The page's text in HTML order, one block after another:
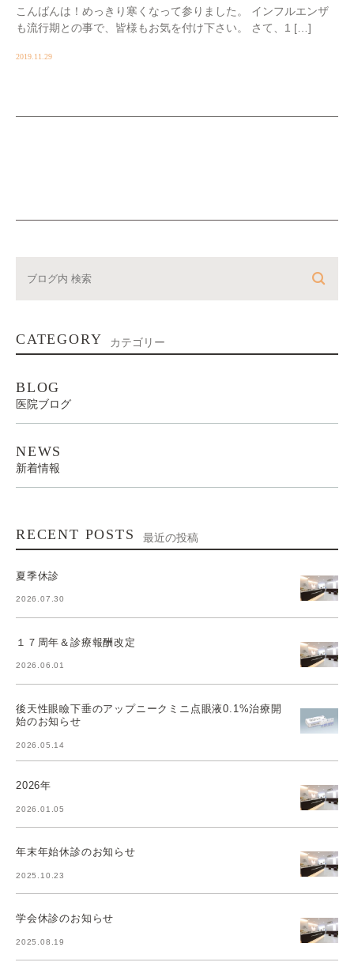
こんばんは！めっきり寒くなって参りました。 インフルエンザ
も流行期との事で、皆様もお気を付け下さい。 さて、1 […]
2019.11.29
CATEGORY カテゴリー
BLOG
医院ブログ
NEWS
新着情報
RECENT POSTS 最近の投稿
夏季休診
2026.07.30
１７周年＆診療報酬改定
2026.06.01
後天性眼瞼下垂のアップニークミニ点眼液0.1%治療開
始のお知らせ
2026.05.14
2026年
2026.01.05
年末年始休診のお知らせ
2025.10.23
学会休診のお知らせ
2025.08.19